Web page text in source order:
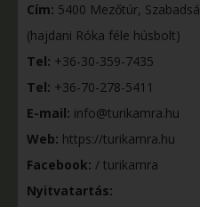
Cím: 5400 Mezőtúr,
(hajdani Róka féle húsbolt)
Tel: +36-30-359-7435
Tel: +36-70-278-5411
E-mail: info@turikamra.hu
Web: https://turikamra.hu
Facebook: / turikamra
Nyitvatartás: